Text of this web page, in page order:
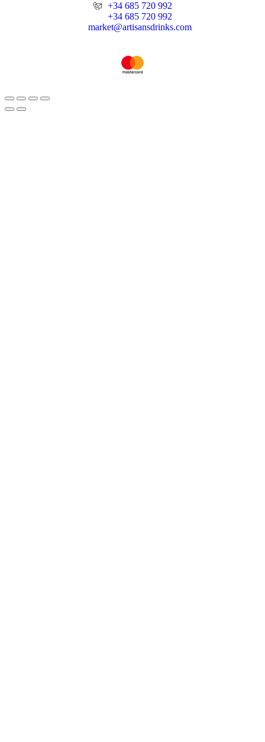
+34 685 720 992
+34 685 720 992
market@artisansdrinks.com